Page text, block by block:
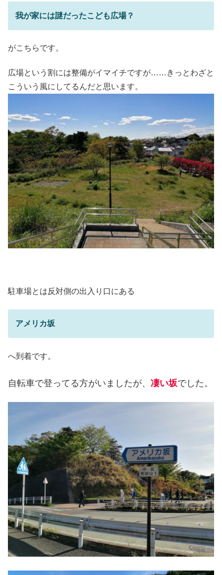
我が家には謎だったこども広場？
がこちらです。
広場という割には整備がイマイチですが……きっとわざと
こういう風にしてるんだと思います。
駐車場とは反対側の出入り口にある
アメリカ坂
へ到着です。
自転車で登ってる方がいましたが、 凄い坂でした。